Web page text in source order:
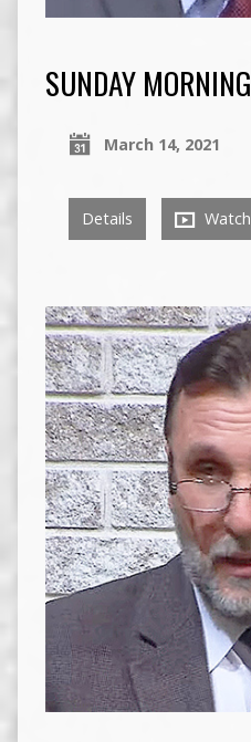
SUNDAY MORNING
March 14, 2021
Details Watch